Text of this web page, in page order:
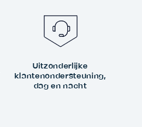
Uitzonderlijke
klantenondersteuning,
dag en nacht